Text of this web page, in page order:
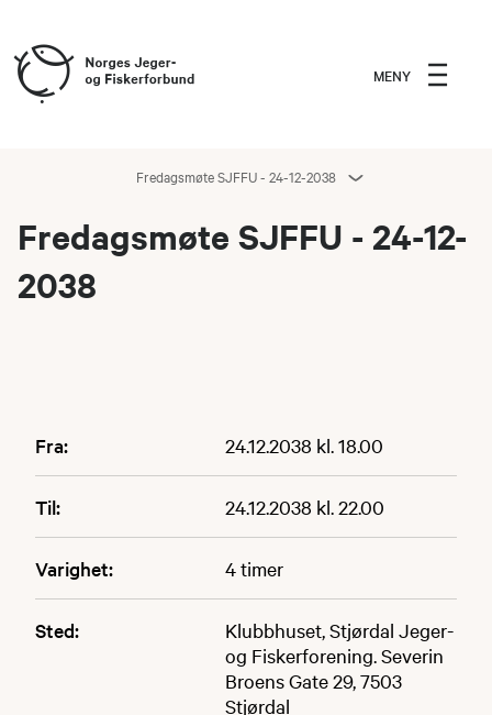
MENY
Fredagsmøte SJFFU - 24-12-2038
Fredagsmøte SJFFU - 24-12-
2038
Fra: 24.12.2038 kl. 18.00
Til: 24.12.2038 kl. 22.00
Varighet: 4 timer
Sted:
Klubbhuset, Stjørdal Jeger-
og Fiskerforening. Severin
Broens Gate 29, 7503
Stjørdal